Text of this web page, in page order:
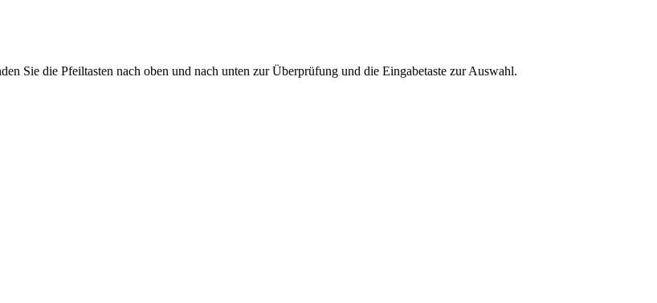
Sie die Pfeiltasten nach oben und nach unten zur Überprüfung und die Eingabetaste zur Auswahl.